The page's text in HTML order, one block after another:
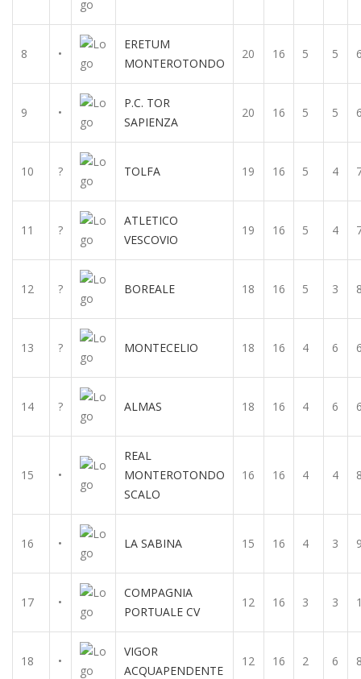
8 •
ERETUM
MONTEROTONDO
20 16 5 5
9 •
P.C. TOR
SAPIENZA
20 16 5 5
10 ? TOLFA 19 16 5 4
11 ?
ATLETICO
VESCOVIO
19 16 5 4
12 ? BOREALE 18 16 5 3
13 ? MONTECELIO 18 16 4 6
14 ? ALMAS 18 16 4 6
15 •
REAL
MONTEROTONDO
SCALO
16 16 4 4
16 • LA SABINA 15 16 4 3
17 •
COMPAGNIA
PORTUALE CV
12 16 3 3
18 •
VIGOR
ACQUAPENDENTE
12 16 2 6